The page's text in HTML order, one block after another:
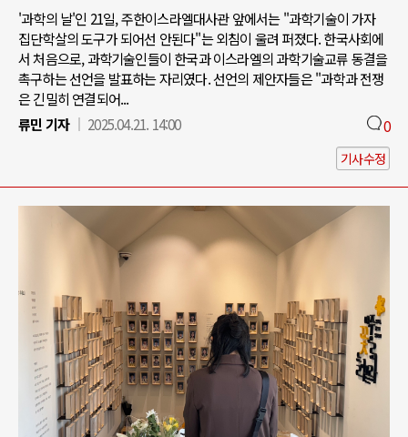
'과학의 날'인 21일, 주한이스라엘대사관 앞에서는 "과학기술이 가자
집단학살의 도구가 되어선 안된다"는 외침이 울려 퍼졌다. 한국사회에
서 처음으로, 과학기술인들이 한국과 이스라엘의 과학기술교류 동결을
촉구하는 선언을 발표하는 자리였다. 선언의 제안자들은 "과학과 전쟁
은 긴밀히 연결되어...
류민 기자
2025.04.21. 14:00 0
기사수정